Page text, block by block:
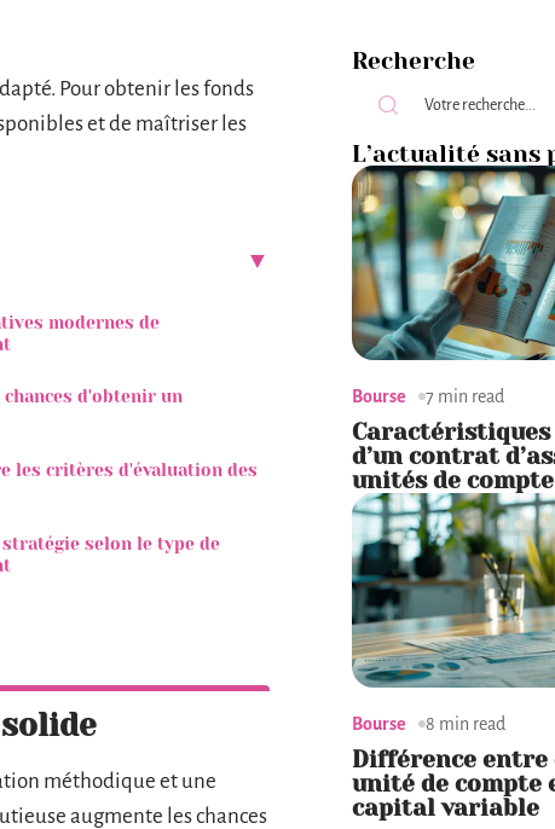
Pour obtenir les fonds
et de maîtriser les
modernes de
d'obtenir un
les critères d'évaluation des
selon le type de
méthodique et une
augmente les chances
Recherche
L’actualité sans
Bourse 7 min read
d’un contrat
unités de compte
Bourse 8 min read
Différence
unité de compte
capital variable